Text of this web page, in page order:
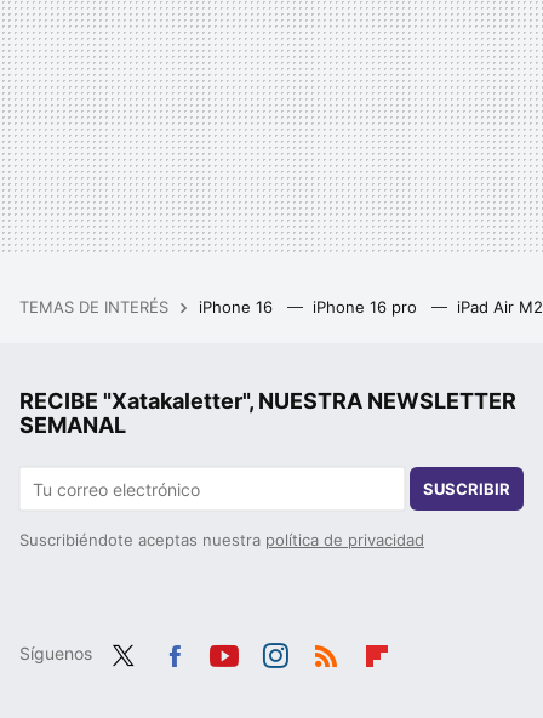
TEMAS DE INTERÉS iPhone 16 iPhone 16 pro iPad Air
RECIBE "Xatakaletter", NUESTRA NEWSLETTER
SEMANAL
SUSCRIBIR
Suscribiéndote aceptas nuestra política de privacidad
Síguenos